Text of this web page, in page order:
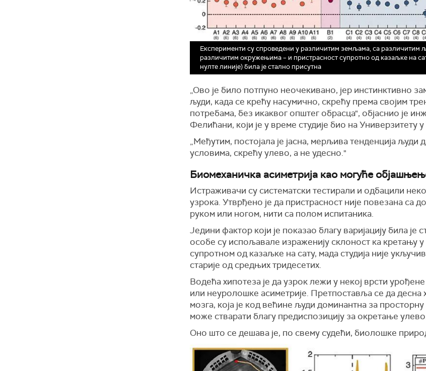
Експерименти су спроведени у различитим земљама, са различитим
различитим окружењима – и пристрасност супротно од казаљке на
нулте линије) била је стално присутна
„Ово је било потпуно неочекивано, јер инстинктивно
људи, када се крећу насумично, скрећу према својим
потребама, без икаквог општег обрасца", објаснио је
Фелићани, који је у време студије био на Универзитету у
„Међутим, постојала је јасна, мерљива тенденција људи
условима, скрећу улево, а не удесно."
Биомеханичка асиметрија као могуће
Истраживачи су систематски тестирали и одбацили
узрока. Утврђено је да пристрасност није повезана са
руком или ногом, нити са полом испитаника.
Једини фактор који је показао благу варијацију била је
особе су испољавале израженију склоност ка кретању
супротном од казаљке на сату, мада студија није
старије од средњих тридесетих.
Водећа хипотеза је да узрок лежи у некој врсти
или неуролошке асиметрије. Претпоставља се да десна
мозга, која је код већине људи доминантна за просторну
може стварати благу предиспозицију за окретање
Оно што се дешава је, по свему судећи, биолошке